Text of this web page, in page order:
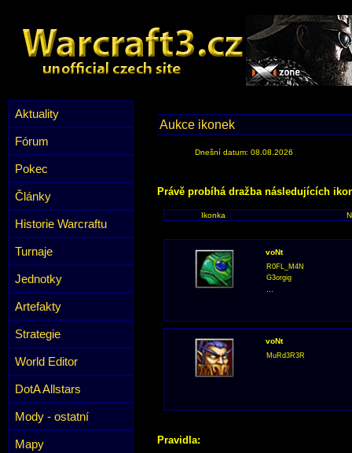
Aktuality
Fórum
Pokec
Články
Historie Warcraftu
Turnaje
Jednotky
Artefakty
Strategie
World Editor
DotA Allstars
Mody - ostatní
Mapy
Aukce ikonek
Dnešní datum: 08.08.2026
Právě probíhá dražba následujících
Ikonka
voNt
R0FL_M4N
G3orgig
voNt
MuRd3R3R
Pravidla: